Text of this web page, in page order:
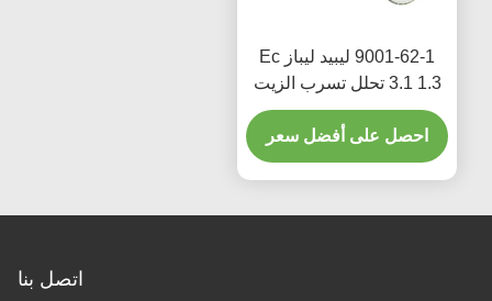
9001-62-1 ليبيد ليباز Ec
3.1 1.3 تحلل تسرب الزيت
المضافات الغذائية السائبة
احصل على أفضل سعر
اتصل بنا